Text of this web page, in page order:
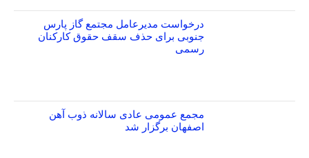
درخواست مدیرعامل مجتمع گاز پارس
جنوبی برای حذف سقف حقوق کارکنان
رسمی
مجمع عمومی عادی سالانه ذوب آهن
اصفهان برگزار شد